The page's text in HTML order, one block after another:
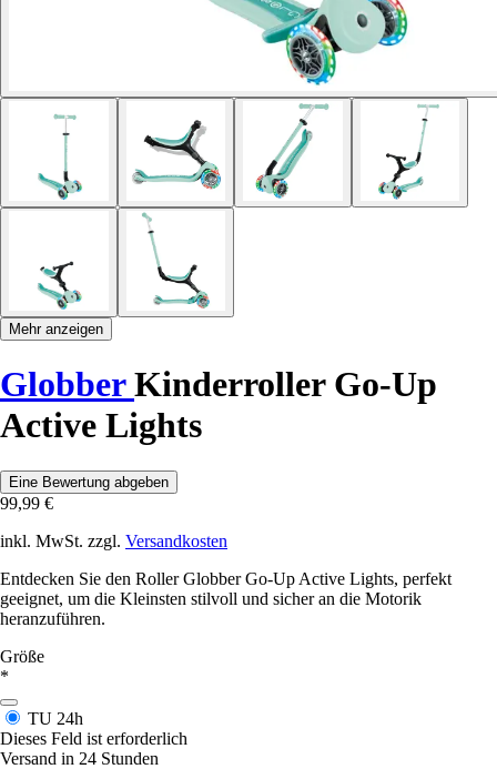
Mehr anzeigen
GlobberKinderroller Go-Up
Active Lights
Eine Bewertung abgeben
99,99 €
inkl. MwSt. zzgl. Versandkosten
Entdecken Sie den Roller Globber Go-Up Active Lights, perfekt
geeignet, um die Kleinsten stilvoll und sicher an die Motorik
heranzuführen.
Größe
*
TU 24h
Dieses Feld ist erforderlich
Versand in 24 Stunden